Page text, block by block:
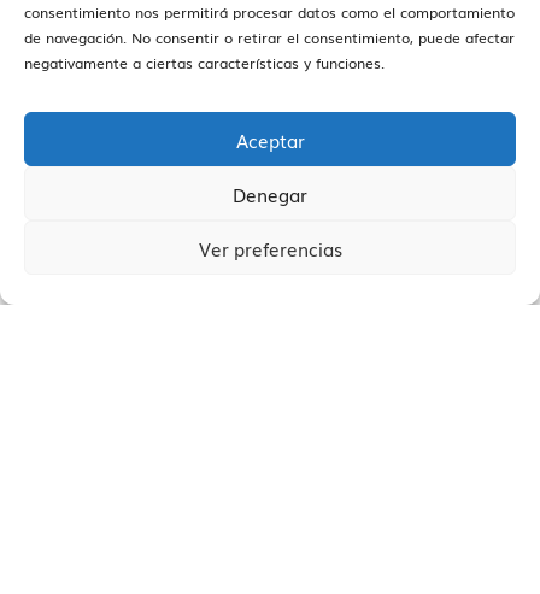
consentimiento nos permitirá procesar datos como el comportamiento
de navegación. No consentir o retirar el consentimiento, puede afectar
negativamente a ciertas características y funciones.
Aceptar
Denegar
Ver preferencias
Que NO es Home Staging
elespacio.
Casos de éxitoreales.